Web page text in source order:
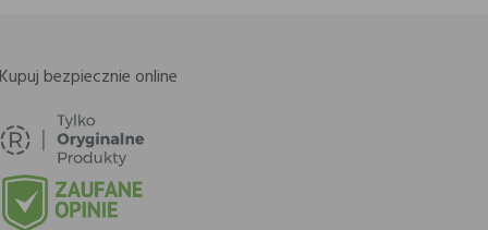
Kupuj bezpiecznie online